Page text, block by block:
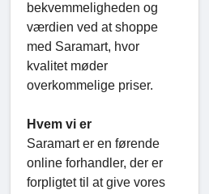
bekvemmeligheden og
værdien ved at shoppe
med Saramart, hvor
kvalitet møder
overkommelige priser.
Hvem vi er
Saramart er en førende
online forhandler, der er
forpligtet til at give vores